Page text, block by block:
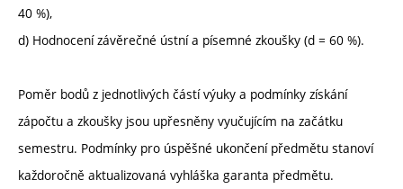
40 %),
d) Hodnocení závěrečné ústní a písemné zkoušky (d = 60 %).
Poměr bodů z jednotlivých částí výuky a podmínky získání
zápočtu a zkoušky jsou upřesněny vyučujícím na začátku
semestru. Podmínky pro úspěšné ukončení předmětu stanoví
každoročně aktualizovaná vyhláška garanta předmětu.